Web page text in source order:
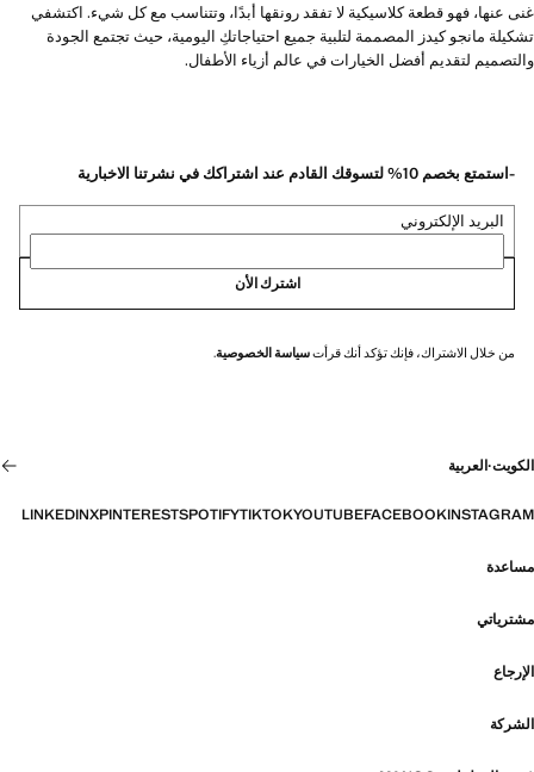
غنى عنها، فهو قطعة كلاسيكية لا تفقد رونقها أبدًا، وتتناسب مع كل شيء. اكتشفي
تشكيلة مانجو كيدز المصممة لتلبية جميع احتياجاتكِ اليومية، حيث تجتمع الجودة
والتصميم لتقديم أفضل الخيارات في عالم أزياء الأطفال.
-استمتع بخصم 10% لتسوقك القادم عند اشتراكك في نشرتنا الاخبارية
البريد الإلكتروني
اشترك الأن
من خلال الاشتراك، فإنك تؤكد أنك قرأتسياسة الخصوصية.
الكويت·العربية
INSTAGRAM
FACEBOOK
YOUTUBE
TIKTOK
SPOTIFY
PINTEREST
X
LINKEDIN
مساعدة
مشترياتي
الإرجاع
الشركة